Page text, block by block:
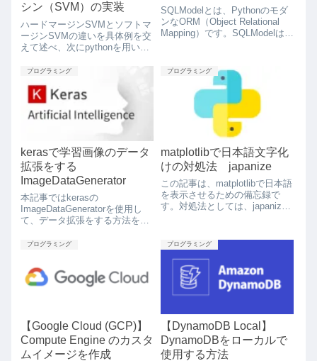
シン（SVM）の実装
ハードマージンSVMとソフトマ
ージンSVMの違いを具体例を交
えて述べ、次にpythonを用いた
装を行います。また、scikit-
SQLModelとは、Pythonのモダ
ンなORM（Object Relational
Mapping）です。SQLModelは、
Web APIの開発に、特に
FastAPIでの開発に適していま
す。この記事では、SQLModel
をつかってテーブルを作成する
手順を簡単に述べます。
プログラミング
kerasで学習画像のデータ
拡張をする
ImageDataGenerator
本記事ではkerasの
ImageDataGeneratorを使用し
て、データ拡張をする方法を述
プログラミング
matplotlibで日本語文字化
けの対処法 japanize
この記事は、matplotlibで日本語
を表示させるための備忘録で
す。対処法としては、japanize-
プログラミング
【Google Cloud (GCP)】
Compute Engine のカスタ
ムイメージを作成
プログラミング
【DynamoDB Local】
DynamoDBをローカルで
使用する方法